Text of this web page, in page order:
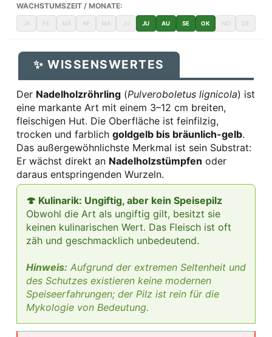
WACHSTUMSZEIT / MONATE:
JA FE MÄ AP MA JU JU AU SE OK NO DE
✨ WISSENSWERTES
Der Nadelholzröhrling (Pulveroboletus lignicola) ist
eine markante Art mit einem 3–12 cm breiten,
fleischigen Hut. Die Oberfläche ist feinfilzig,
trocken und farblich goldgelb bis bräunlich-gelb.
Das außergewöhnlichste Merkmal ist sein Substrat:
Er wächst direkt an Nadelholzstümpfen oder
daraus entspringenden Wurzeln.
🍄 Kulinarik: Ungiftig, aber kein Speisepilz
Obwohl die Art als ungiftig gilt, besitzt sie
keinen kulinarischen Wert. Das Fleisch ist oft
zäh und geschmacklich unbedeutend.
Hinweis: Aufgrund der extremen Seltenheit und
des Schutzes existieren keine modernen
Speiseerfahrungen; der Pilz ist rein für die
Mykologie von Bedeutung.